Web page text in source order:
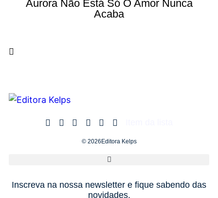
Aurora Não Está Só O Amor Nunca
Acaba
© 2026Editora Kelps
Inscreva na nossa newsletter e fique sabendo das
novidades.